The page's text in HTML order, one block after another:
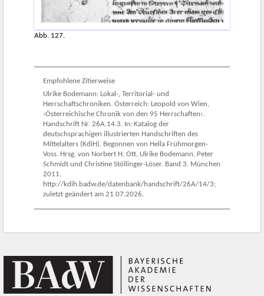
Abb. 127.
Empfohlene Zitierweise
Ulrike Bodemann: Lokal-, Territorial- und
Herrschaftschroniken. Österreich: Leopold von Wien,
›Österreichische Chronik von den 95 Herrschaften‹.
Handschrift Nr. 26A.14.3. In: Katalog der
deutschsprachigen illustrierten Handschriften des
Mittelalters (KdiH). Begonnen von Hella Frühmorgen-
Voss. Hrsg. von Norbert H. Ott, Ulrike Bodemann, Peter
Schmidt und Christine Stöllinger-Löser. Band 3. München
2011.
http://kdih.badw.de/datenbank/handschrift/26A/14/3;
zuletzt geändert am 21.07.2026.